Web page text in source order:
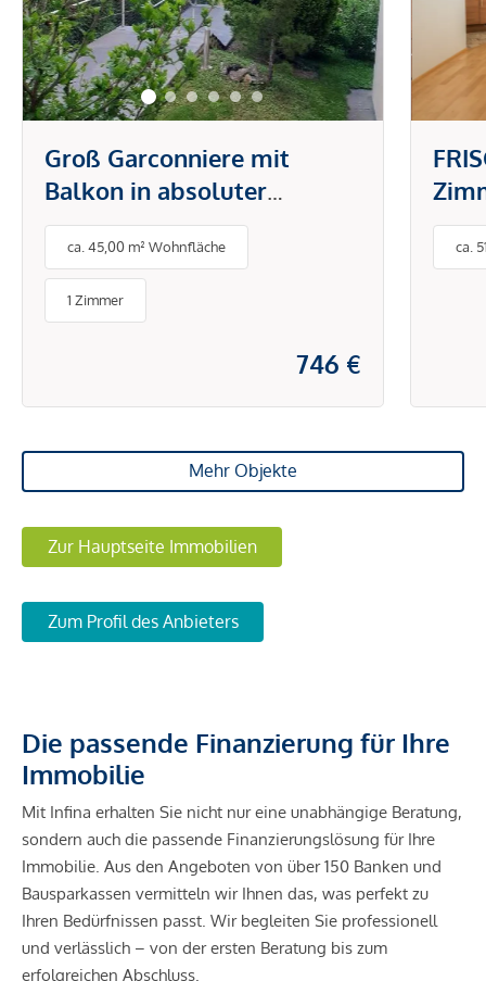
Groß Garconniere mit
Balkon in absoluter
Ruhelage - Nähe
Pötzleinsdorfer
Schlosspark und
Türkenschanzpark
ca. 45,00 m² Wohnfläche
1 Zimmer
746 €
an
ca.
Mehr Objekte
Zur Hauptseite Immobilien
Zum Profil des Anbieters
Die passende Finanzierung für Ihre
Immobilie
Mit Infina erhalten Sie nicht nur eine unabhängige Beratung,
sondern auch die passende Finanzierungslösung für Ihre
Immobilie. Aus den Angeboten von über 150 Banken und
Bausparkassen vermitteln wir Ihnen das, was perfekt zu
Ihren Bedürfnissen passt. Wir begleiten Sie professionell
und verlässlich – von der ersten Beratung bis zum
erfolgreichen Abschluss.